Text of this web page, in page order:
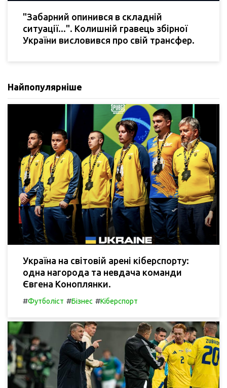
"Забарний опинився в складній
ситуації...". Колишній гравець збірної
України висловився про свій трансфер.
Найпопулярніше
Україна на світовій арені кіберспорту:
одна нагорода та невдача команди
Євгена Коноплянки.
#Футболіст #Бізнес #Кіберспорт